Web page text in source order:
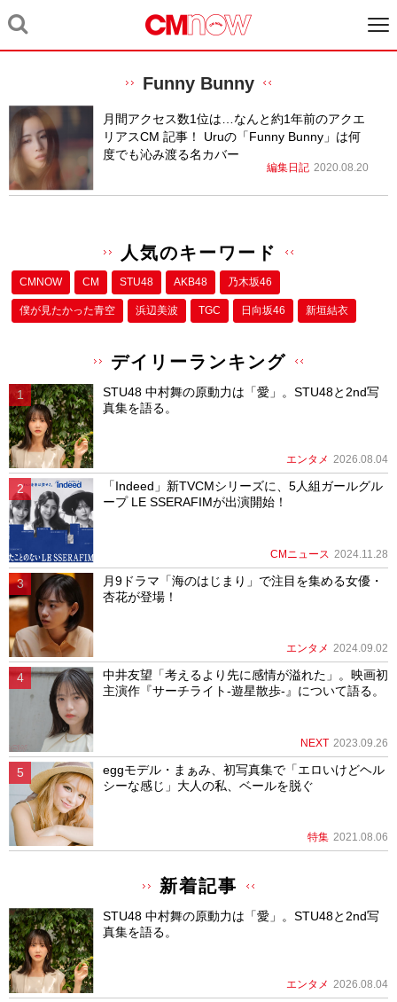
Funny Bunny
月間アクセス数1位は…なんと約1年前のアクエ
リアスCM 記事！ Uruの「Funny Bunny」は何
度でも沁み渡る名カバー
編集日記 2020.08.20
人気のキーワード
CMNOW CM STU48 AKB48 乃木坂46
僕が⾒たかった⻘空 浜辺美波 TGC 日向坂46 新垣結衣
デイリーランキング
STU48 中村舞の原動力は「愛」。STU48と2nd写
真集を語る。
エンタメ 2026.08.04
「Indeed」新TVCMシリーズに、5人組ガールグル
ープ LE SSERAFIMが出演開始！
CMニュース 2024.11.28
月9ドラマ「海のはじまり」で注目を集める女優・
杏花が登場！
エンタメ 2024.09.02
中井友望「考えるより先に感情が溢れた」。映画初
主演作『サーチライト-遊星散歩-』について語る。
NEXT 2023.09.26
eggモデル・まぁみ、初写真集で「エロいけどヘル
シーな感じ」大人の私、ベールを脱ぐ
特集 2021.08.06
新着記事
STU48 中村舞の原動力は「愛」。STU48と2nd写
真集を語る。
エンタメ 2026.08.04